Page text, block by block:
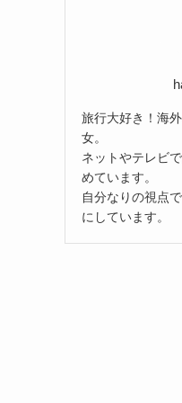
旅行大好き！海
女。
ネットやテレビ
めています。
自分なりの視点
にしています。